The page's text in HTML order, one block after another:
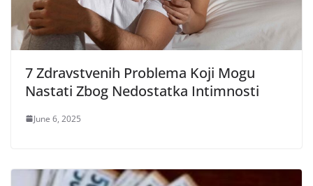
7 Zdravstvenih Problema Koji Mogu
Nastati Zbog Nedostatka Intimnosti
June 6, 2025